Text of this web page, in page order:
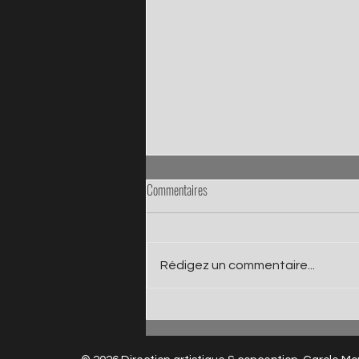
Atelier Marionnettes animé par Kalon,
ruche d'art avec L2A Auray
Commentaires
Rédigez un commentaire...